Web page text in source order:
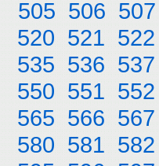
505 506 507
520 521 522
535 536 537
550 551 552
565 566 567
580 581 582